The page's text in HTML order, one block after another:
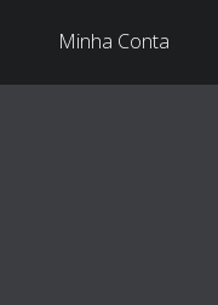
Minha Conta